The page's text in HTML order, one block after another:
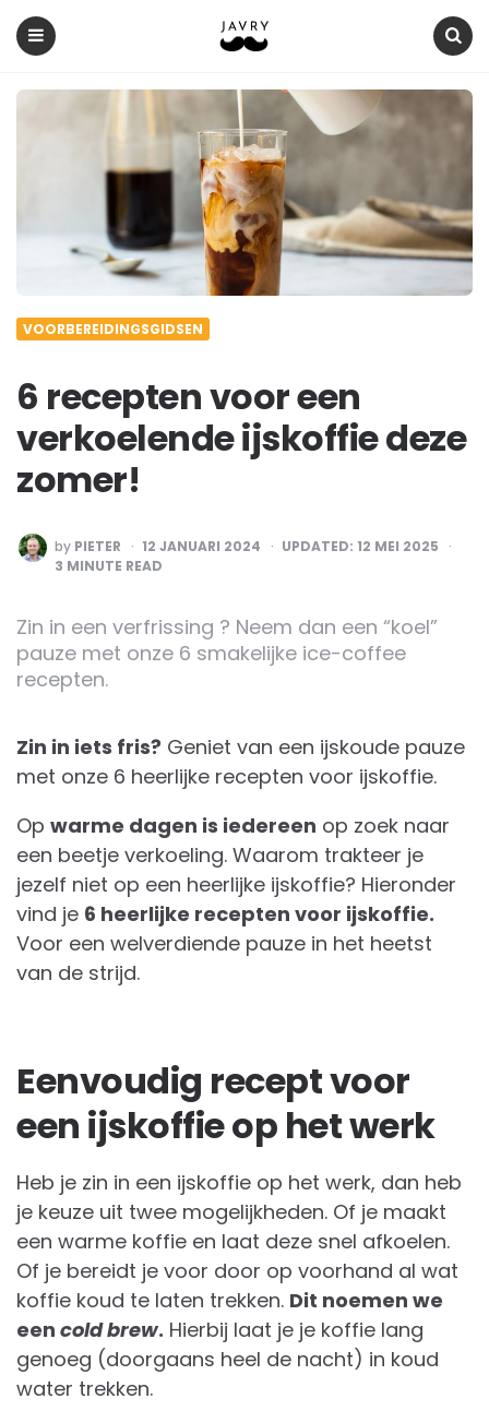
Javry
Koffie
VOORBEREIDINGSGIDSEN
6 recepten voor een
verkoelende ijskoffie deze
zomer!
POSTED
BY
by PIETER 12 JANUARI 2024 UPDATED: 12 MEI 2025
3 MINUTE READ
Zin in een verfrissing ? Neem dan een “koel”
pauze met onze 6 smakelijke ice-coffee
recepten.
Zin in iets fris? Geniet van een ijskoude pauze
met onze 6 heerlijke recepten voor ijskoffie.
Op warme dagen is iedereen op zoek naar
een beetje verkoeling. Waarom trakteer je
jezelf niet op een heerlijke ijskoffie? Hieronder
vind je 6 heerlijke recepten voor ijskoffie.
Voor een welverdiende pauze in het heetst
van de strijd.
Eenvoudig recept voor
een ijskoffie op het werk
Heb je zin in een ijskoffie op het werk, dan heb
je keuze uit twee mogelijkheden. Of je maakt
een warme koffie en laat deze snel afkoelen.
Of je bereidt je voor door op voorhand al wat
koffie koud te laten trekken. Dit noemen we
een cold brew. Hierbij laat je je koffie lang
genoeg (doorgaans heel de nacht) in koud
water trekken.